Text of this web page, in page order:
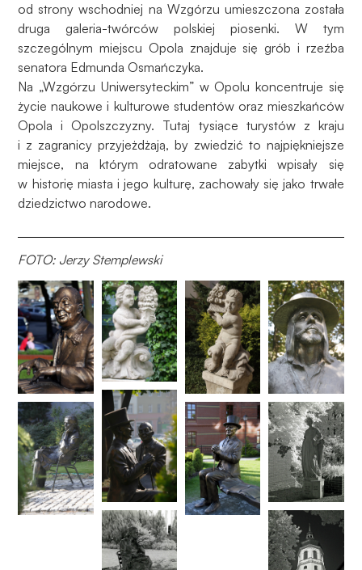
od strony wschodniej na Wzgórzu umieszczona została
druga galeria-twórców polskiej piosenki. W tym
szczególnym miejscu Opola znajduje się grób i rzeźba
senatora Edmunda Osmańczyka.
Na „Wzgórzu Uniwersyteckim” w Opolu koncentruje się
życie naukowe i kulturowe studentów oraz mieszkańców
Opola i Opolszczyzny. Tutaj tysiące turystów z kraju
i z zagranicy przyjeżdżają, by zwiedzić to najpiękniejsze
miejsce, na którym odratowane zabytki wpisały się
w historię miasta i jego kulturę, zachowały się jako trwałe
dziedzictwo narodowe.
FOTO: Jerzy Stemplewski